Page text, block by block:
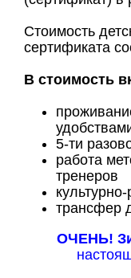
Стоимость
сертификата
В стоимость
5-ти
работа
тренеров
трансфер
ОЧЕНЬ!